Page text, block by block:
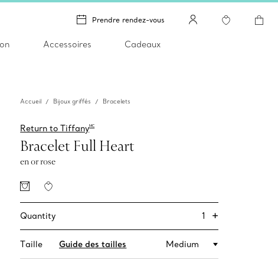
Prendre rendez-vous
Accessoires Cadeaux
Accueil Bijoux griffés Bracelets
Return to TiffanyMC
Bracelet Full Heart
en or rose
Quantity 1 +
Taille Guide des tailles Medium